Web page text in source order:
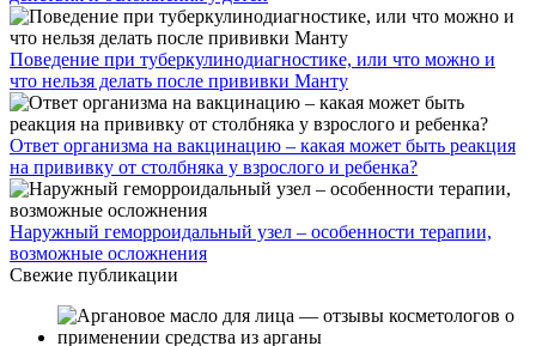
Поведение при туберкулинодиагностике, или что можно и
что нельзя делать после прививки Манту
Ответ организма на вакцинацию – какая может быть реакция
на прививку от столбняка у взрослого и ребенка?
Наружный геморроидальный узел – особенности терапии,
возможные осложнения
Свежие публикации